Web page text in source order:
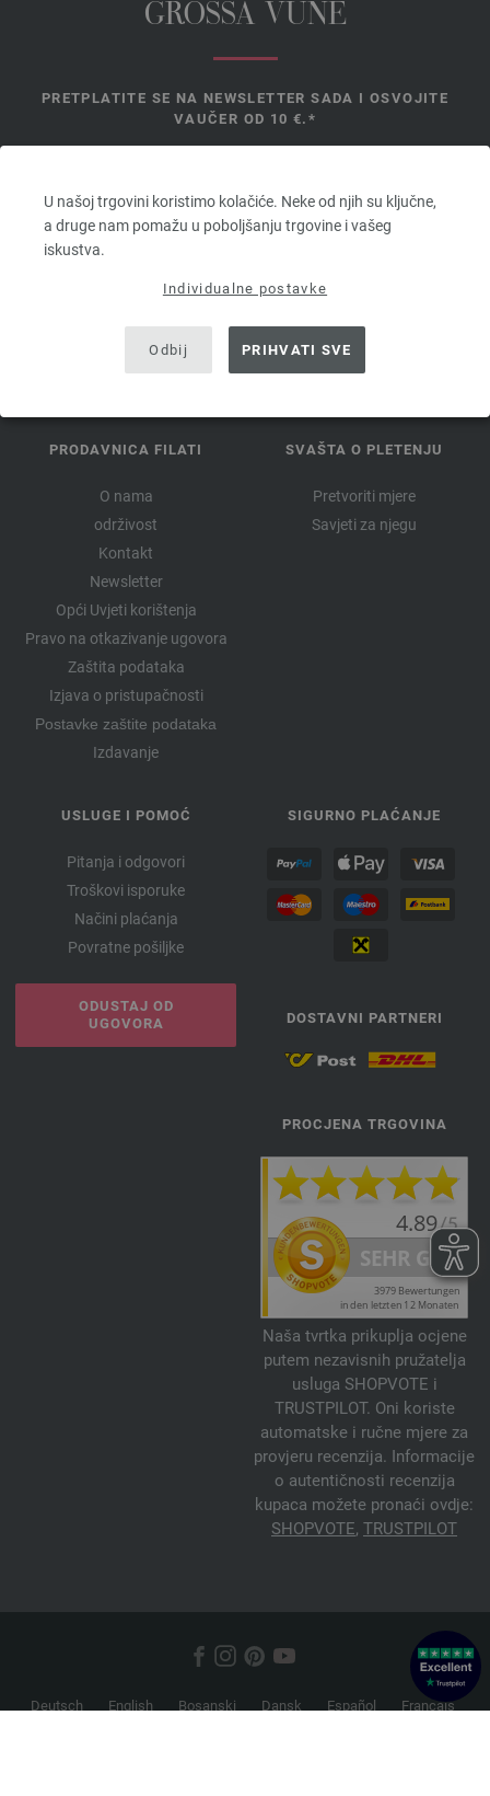
U našoj trgovini koristimo kolačiće. Neke od njih su ključne,
a druge nam pomažu u poboljšanju trgovine i vašeg
iskustva.
Individualne postavke
Odbij PRIHVATI SVE
GROSSA VUNE
PRETPLATITE SE NA NEWSLETTER SADA I OSVOJITE
VAUČER OD 10 €.*
kupcu i narudžbi može se iskoristiti samo jedan bon.
PRODAVNICA FILATI
O nama
održivost
Kontakt
Newsletter
Opći Uvjeti korištenja
Pravo na otkazivanje ugovora
Zaštita podataka
Izjava o pristupačnosti
Postavke zaštite podataka
Izdavanje
SVAŠTA O PLETENJU
Pretvoriti mjere
Savjeti za njegu
USLUGE I POMOĆ
Pitanja i odgovori
Troškovi isporuke
Načini plaćanja
Povratne pošiljke
ODUSTAJ OD
UGOVORA
SIGURNO PLAĆANJE
DOSTAVNI PARTNERI
PROCJENA TRGOVINA
Naša tvrtka prikuplja ocjene
putem nezavisnih pružatelja
usluga SHOPVOTE i
TRUSTPILOT. Oni koriste
automatske i ručne mjere za
provjeru recenzija. Informacije
o autentičnosti recenzija
kupaca možete pronaći ovdje:
SHOPVOTE, TRUSTPILOT
Deutsch English Bosanski Dansk Español
Français